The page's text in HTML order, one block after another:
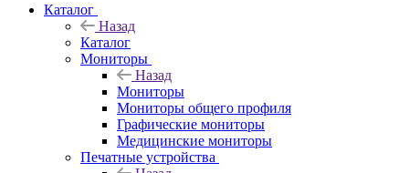
Каталог
Назад
Каталог
Мониторы
Назад
Мониторы
Мониторы общего профиля
Графические мониторы
Медицинские мониторы
Печатные устройства